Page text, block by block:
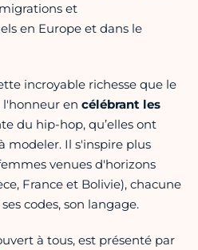
et
en Europe et dans le
incroyable richesse que le
l'honneur en célébrant les
du hip-hop, qu’elles ont
modeler. Il s'inspire plus
venues d'horizons
France et Bolivie), chacune
codes, son langage.
à tous, est présenté par